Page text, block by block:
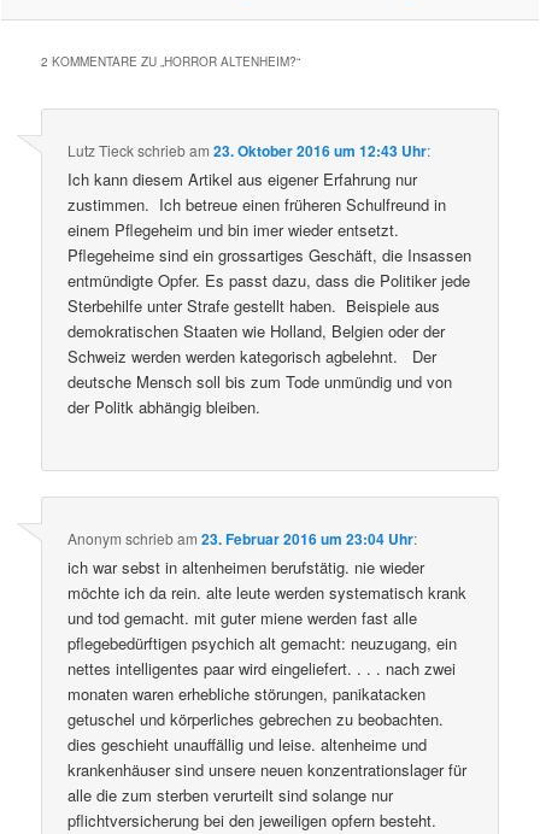
2 KOMMENTARE ZU „HORROR ALTENHEIM?“
Lutz Tieckschriebam23. Oktober 2016 um 12:43 Uhr:
Ich kann diesem Artikel aus eigener Erfahrung nur
zustimmen. Ich betreue einen früheren Schulfreund in
einem Pflegeheim und bin imer wieder entsetzt.
Pflegeheime sind ein grossartiges Geschäft, die Insassen
entmündigte Opfer. Es passt dazu, dass die Politiker jede
Sterbehilfe unter Strafe gestellt haben. Beispiele aus
demokratischen Staaten wie Holland, Belgien oder der
Schweiz werden werden kategorisch agbelehnt. Der
deutsche Mensch soll bis zum Tode unmündig und von
der Politk abhängig bleiben.
Anonym schriebam23. Februar 2016 um 23:04 Uhr:
ich war sebst in altenheimen berufstätig. nie wieder
möchte ich da rein. alte leute werden systematisch krank
und tod gemacht. mit guter miene werden fast alle
pflegebedürftigen psychich alt gemacht: neuzugang, ein
nettes intelligentes paar wird eingeliefert. . . . nach zwei
monaten waren erhebliche störungen, panikatacken
getuschel und körperliches gebrechen zu beobachten.
dies geschieht unauffällig und leise. altenheime und
krankenhäuser sind unsere neuen konzentrationslager für
alle die zum sterben verurteilt sind solange nur
pflichtversicherung bei den jeweiligen opfern besteht.